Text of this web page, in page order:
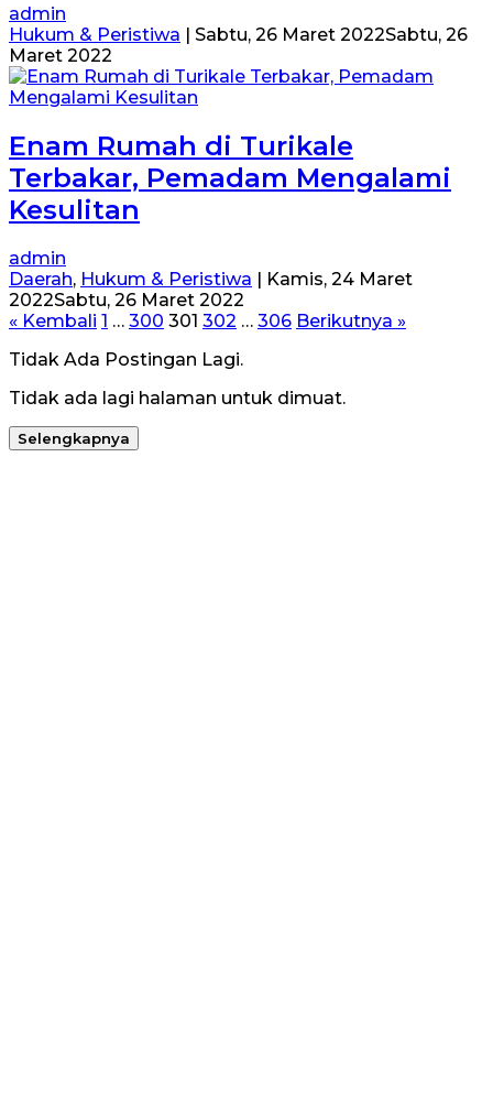
admin
Hukum & Peristiwa | Sabtu, 26 Maret 2022Sabtu, 26
Maret 2022
Enam Rumah di Turikale
Terbakar, Pemadam Mengalami
Kesulitan
admin
Daerah, Hukum & Peristiwa | Kamis, 24 Maret
2022Sabtu, 26 Maret 2022
Paginasi
pos
« Kembali 1 … 300 301 302 … 306 Berikutnya »
Tidak Ada Postingan Lagi.
Tidak ada lagi halaman untuk dimuat.
Selengkapnya